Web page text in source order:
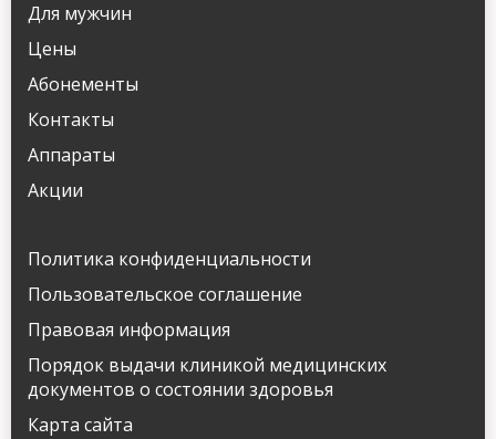
Для мужчин
Цены
Абонементы
Контакты
Аппараты
Акции
Политика конфиденциальности
Пользовательское соглашение
Правовая информация
Порядок выдачи клиникой медицинских
документов о состоянии здоровья
Карта сайта